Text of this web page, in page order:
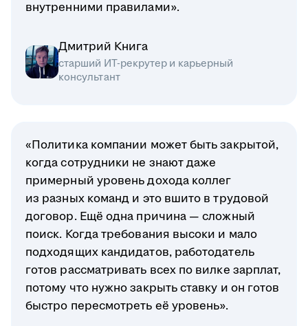
внутренними правилами».
Дмитрий Книга
старший ИТ-рекрутер и карьерный
консультант
«Политика компании может быть закрытой,
когда сотрудники не знают даже
примерный уровень дохода коллег
из разных команд и это вшито в трудовой
договор. Ещё одна причина — сложный
поиск. Когда требования высоки и мало
подходящих кандидатов, работодатель
готов рассматривать всех по вилке зарплат,
потому что нужно закрыть ставку и он готов
быстро пересмотреть её уровень».